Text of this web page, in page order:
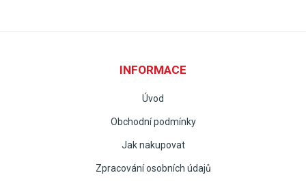
INFORMACE
Úvod
Obchodní podmínky
Jak nakupovat
Zpracování osobních údajů